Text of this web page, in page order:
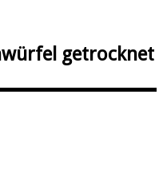
getrocknet